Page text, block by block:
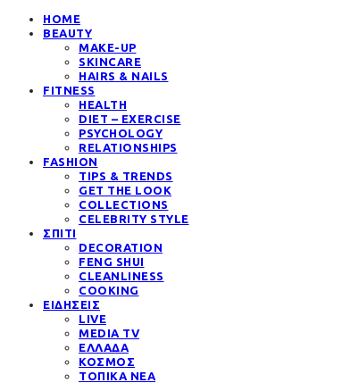
HOME
BEAUTY
MAKE-UP
SKINCARE
HAIRS & NAILS
FITNESS
HEALTH
DIET – EXERCISE
PSYCHOLOGY
RELATIONSHIPS
FASHION
TIPS & TRENDS
GET THE LOOK
COLLECTIONS
CELEBRITY STYLE
ΣΠΙΤΙ
DECORATION
FENG SHUI
CLEANLINESS
COOKING
ΕΙΔΗΣΕΙΣ
LIVE
MEDIA TV
ΕΛΛΑΔΑ
ΚΟΣΜΟΣ
ΤΟΠΙΚΑ ΝΕΑ